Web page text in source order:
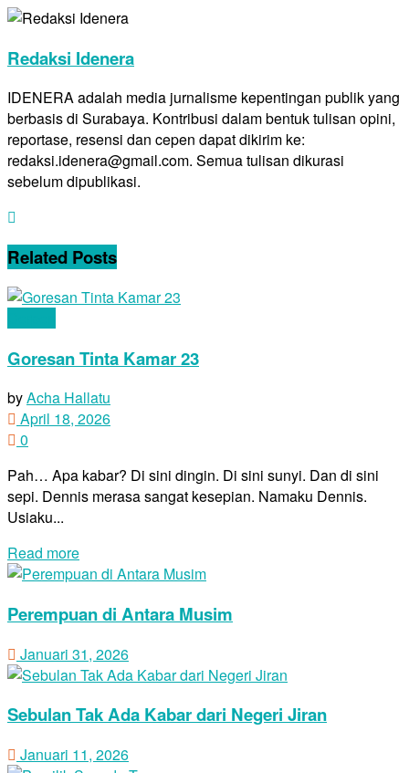
Redaksi Idenera
IDENERA adalah media jurnalisme kepentingan publik yang
berbasis di Surabaya. Kontribusi dalam bentuk tulisan opini,
reportase, resensi dan cepen dapat dikirim ke:
redaksi.idenera@gmail.com. Semua tulisan dikurasi
sebelum dipublikasi.
Related Posts
Goresan Tinta Kamar 23
byAcha Hallatu
April 18, 2026
0
Pah… Apa kabar? Di sini dingin. Di sini sunyi. Dan di sini
sepi. Dennis merasa sangat kesepian. Namaku Dennis.
Usiaku...
Read moreDetails
Perempuan di Antara Musim
Januari 31, 2026
Sebulan Tak Ada Kabar dari Negeri Jiran
Januari 11, 2026